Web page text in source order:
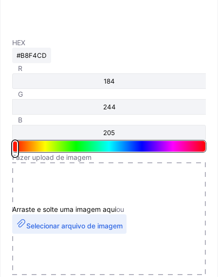
HEX
R
G
B
Fazer upload de imagem
Arraste e solte uma imagem aquiou
Selecionar arquivo de imagem